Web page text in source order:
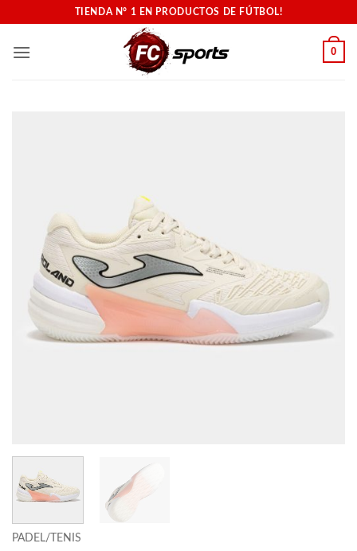
contenido
TIENDA N° 1 EN PRODUCTOS DE FÚTBOL!
0
PADEL/TENIS